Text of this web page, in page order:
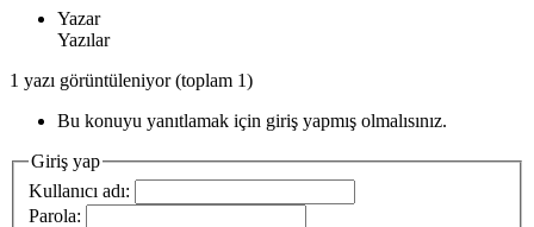
Yazar
Yazılar
1 yazı görüntüleniyor (toplam 1)
Bu konuyu yanıtlamak için giriş yapmış olmalısınız.
Giriş yap
Kullanıcı adı:
Parola: